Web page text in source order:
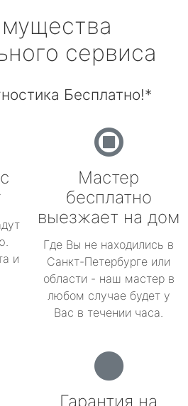
сервиса
Бесплатно!*
и
Мастер
бесплатно
выезжает на дом
Где Вы не находились в
Санкт-Петербурге или
области - наш мастер в
любом случае будет у
Вас в течении часа.
Гарантия на